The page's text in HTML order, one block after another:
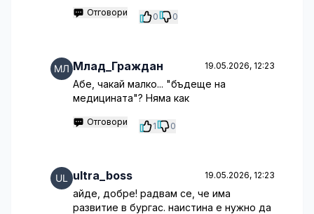
Отговори 0 0
Млад_Граждан 19.05.2026, 12:23
Абе, чакай малко... "бъдеще на
медицината"? Няма как
Отговори 1 0
ultra_boss 19.05.2026, 12:23
айде, добре! радвам се, че има
развитие в бургас. наистина е нужно да